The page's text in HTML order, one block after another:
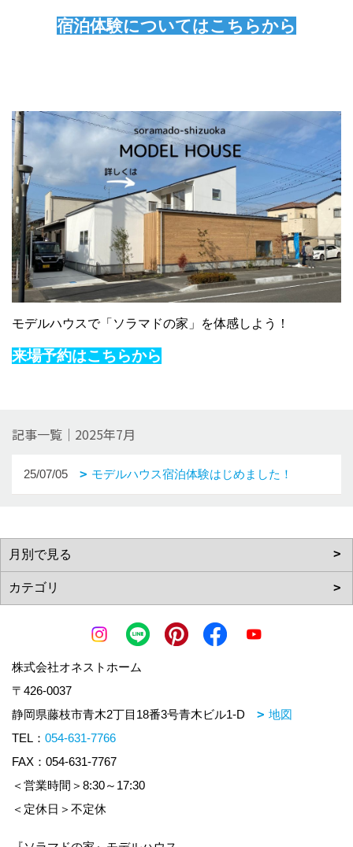
宿泊体験についてはこちらから
モデルハウスで「ソラマドの家」を体感しよう！
来場予約はこちらから
記事一覧｜2025年7月
25/07/05 モデルハウス宿泊体験はじめました！
株式会社オネストホーム
〒426-0037
静岡県藤枝市青木2丁目18番3号青木ビル1-D
地図
TEL： 054-631-7766
FAX：054-631-7767
＜営業時間＞8:30～17:30
＜定休日＞不定休